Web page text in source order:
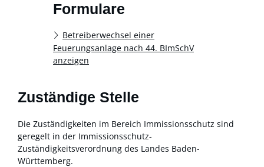
Formulare
Betreiberwechsel einer
Feuerungsanlage nach 44. BImSchV
anzeigen
Zuständige Stelle
Die Zuständigkeiten im Bereich Immissionsschutz sind
geregelt in der Immissionsschutz-
Zuständigkeitsverordnung des Landes Baden-
Württemberg.